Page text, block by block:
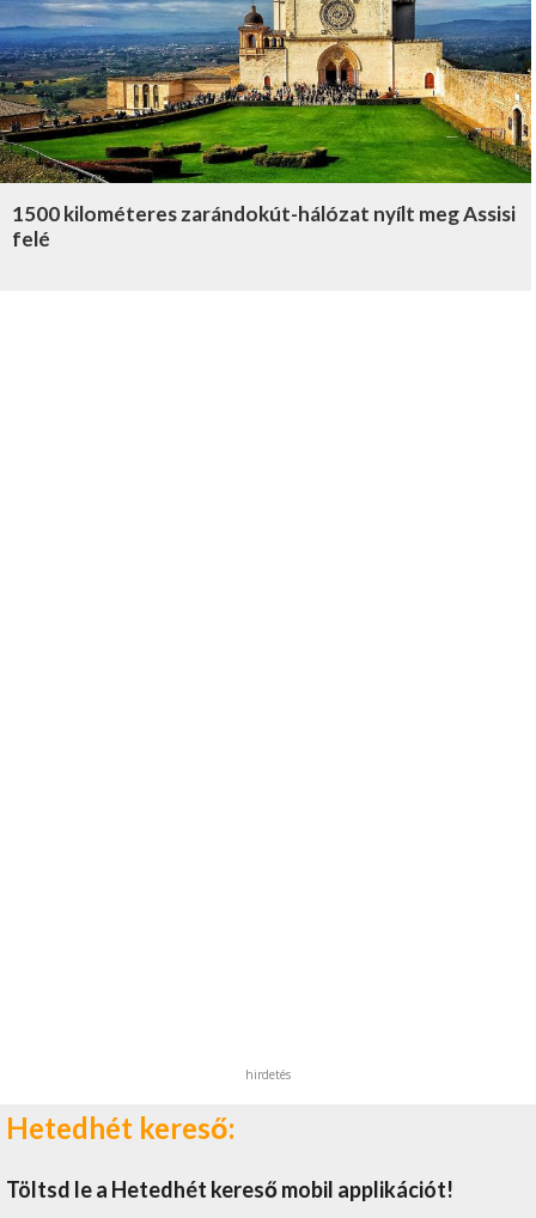
1500 kilométeres zarándokút-hálózat nyílt meg Assisi
felé
hirdetés
Hetedhét kereső:
Töltsd le a Hetedhét kereső mobil applikációt!